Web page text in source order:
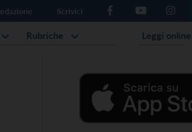
Scrivici
Rubriche Leggi online